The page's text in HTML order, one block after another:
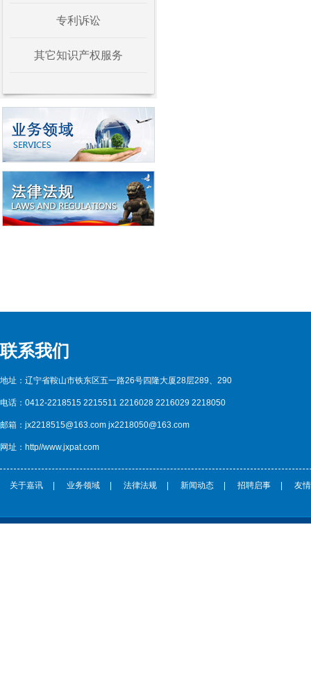
专利诉讼
其它知识产权服务
联系我们
地址：辽宁省鞍山市铁东区五一路26号四隆大厦28层289、290
电话：0412-2218515 2215511 2216028 2216029 2218050
邮箱：jx2218515@163.com jx2218050@163.com
网址：http//www.jxpat.com
关于嘉讯 业务领域 法律法规 新闻动态 招聘启事 友